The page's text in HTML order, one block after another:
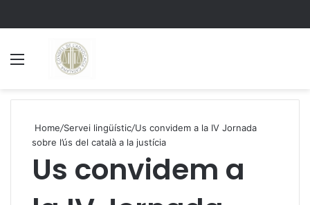
Home/Servei lingüístic/Us convidem a la IV Jornada
sobre l’ús del català a la justícia
Us convidem a